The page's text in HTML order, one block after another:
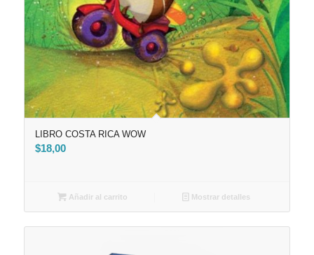
LIBRO COSTA RICA WOW
$18,00
Añadir al carrito Mostrar detalles